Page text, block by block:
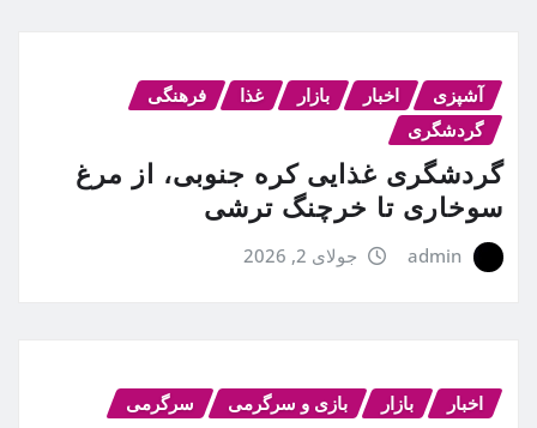
آشپزی اخبار بازار غذا
فرهنگی
گردشگری
گردشگری غذایی کره جنوبی، از مرغ
سوخاری تا خرچنگ ترشی
admin جولای 2, 2026
اخبار بازار بازی و سرگرمی سرگرمی